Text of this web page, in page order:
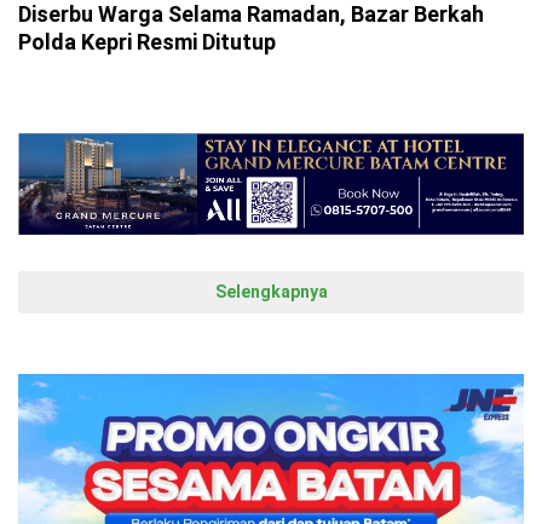
Diserbu Warga Selama Ramadan, Bazar Berkah
Polda Kepri Resmi Ditutup
Selengkapnya